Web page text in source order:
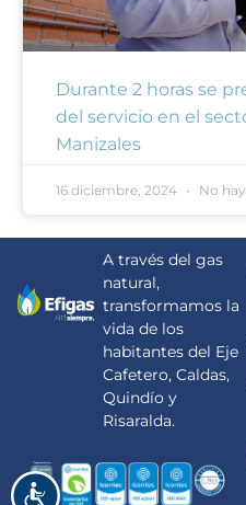
Accesibilidad
Durante 2 horas se
del servicio en el
Manizales
16 diciembre, 2024 No
A través del gas
natural,
transformamos la
vida de los
habitantes del Eje
Cafetero, Caldas,
Quindío y
Risaralda.